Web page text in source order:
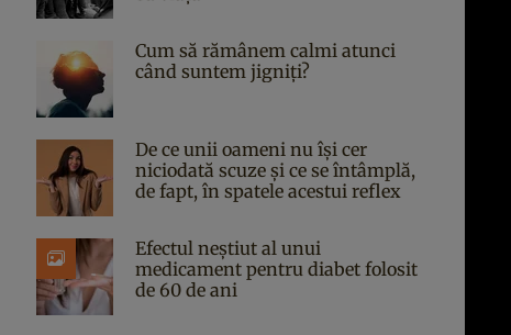
Cum să rămânem calmi atunci
când suntem jigniți?
De ce unii oameni nu își cer
niciodată scuze și ce se întâmplă,
de fapt, în spatele acestui reflex
Efectul neștiut al unui
medicament pentru diabet folosit
de 60 de ani